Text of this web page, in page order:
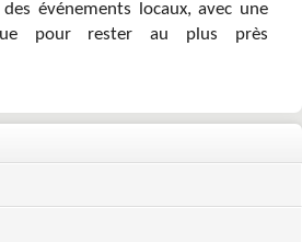
événements locaux, avec une
pour rester au plus près